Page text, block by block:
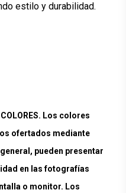
estilo y durabilidad.
COLORES. Los colores
ofertados mediante
pueden presentar
en las fotografías
o monitor. Los